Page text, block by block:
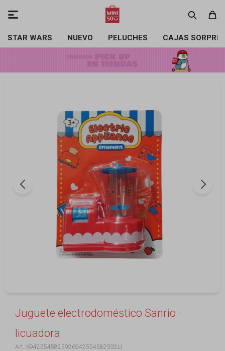
STAR WARS NUEVO PELUCHES CAJAS

Juguete electrodoméstico Sanrio -
licuadora
69425545825926942554582592LI